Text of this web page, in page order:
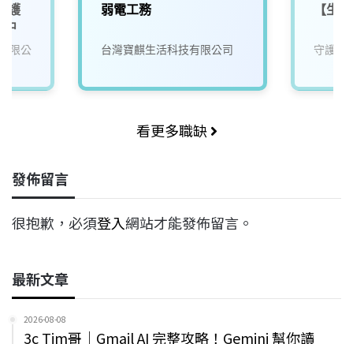
護
中
限公
弱電工務
台灣寶麒生活科技有限公司
【生
守護家
看更多職缺
發佈留言
很抱歉，必須登入網站才能發佈留言。
最新文章
2026-08-08
3c Tim哥｜Gmail AI 完整攻略！Gemini 幫你讀